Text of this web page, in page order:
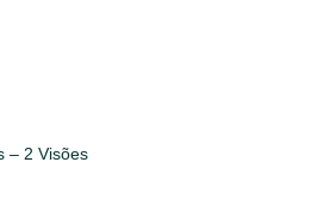
– 2 Visões